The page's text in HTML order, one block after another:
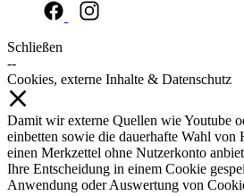
Schließen
--
Cookies, externe Inhalte & Datenschutz
Damit wir externe Quellen wie Youtube
einbetten sowie die dauerhafte Wahl
einen Merkzettel ohne Nutzerkonto
Ihre Entscheidung in einem Cookie
Anwendung oder Auswertung von